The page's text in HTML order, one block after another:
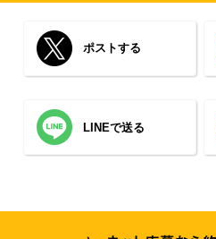
ポストする
LINEで送る